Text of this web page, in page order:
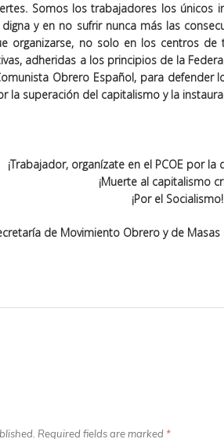
Somos los trabajadores los únicos
y en no sufrir nunca más las
organizarse, no solo en los centros de
adheridas a los principios de la
Obrero Español, para defender
la superación del capitalismo y la
¡Trabajador, organízate en el PCOE por
¡Muerte al capitalismo
¡Por el Socialismo!
de Movimiento Obrero y de Masas
Required fields are marked *